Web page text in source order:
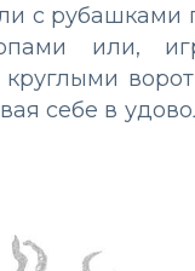
с рубашками
или,
себе в